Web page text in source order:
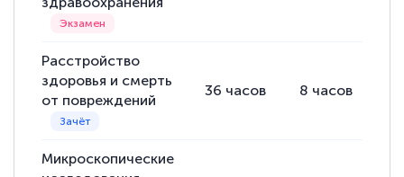
подготовиться к тестированию. Это
статьи. Времени на подготовку
достаточно. Курс помогает пройти
аттестацию в школе. Спасибо!
Расстройство
здоровья и смерть
от повреждений
36 часов 8 часов
Микроскопические